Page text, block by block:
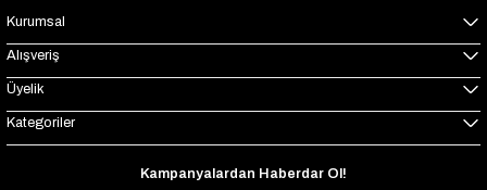
Kurumsal
Alışveriş
Üyelik
Kategoriler
Kampanyalardan Haberdar Ol!